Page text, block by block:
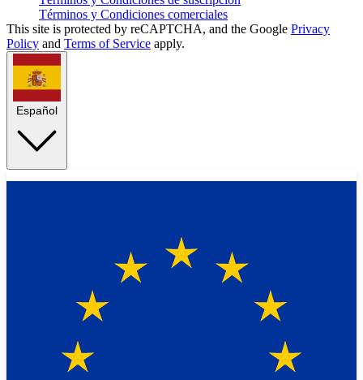
Términos y Condiciones comerciales
This site is protected by reCAPTCHA, and the Google Privacy
Policy and Terms of Service apply.
Español